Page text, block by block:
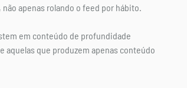
apenas rolando o feed por hábito.
em conteúdo de profundidade
que produzem apenas conteúdo